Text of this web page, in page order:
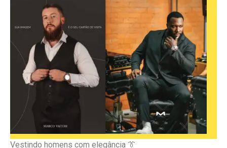
Vestindo homens com elegância 👔